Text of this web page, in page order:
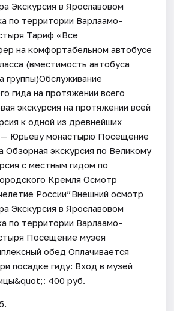
Экскурсия в Ярославовом
по территории Варлаамо-
Тариф «Все
на комфортабельном автобусе
(вместимость автобуса
группы)Обслуживание
гида на протяжении всего
экскурсия на протяжении всей
к одной из древнейших
— Юрьеву монастырю Посещение
Обзорная экскурсия по Великому
с местным гидом по
Кремля Осмотр
России”Внешний осмотр
Экскурсия в Ярославовом
по территории Варлаамо-
Посещение музея
обед Оплачивается
посадке гиду: Вход в музей
400 руб.